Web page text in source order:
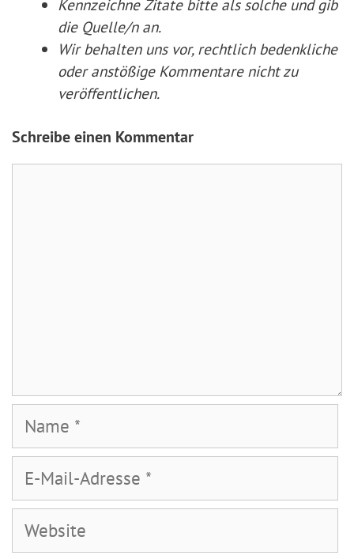
Kennzeichne Zitate bitte als solche und gib
die Quelle/n an.
Wir behalten uns vor, rechtlich bedenkliche
oder anstößige Kommentare nicht zu
veröffentlichen.
Schreibe einen Kommentar
Mail-
Adresse